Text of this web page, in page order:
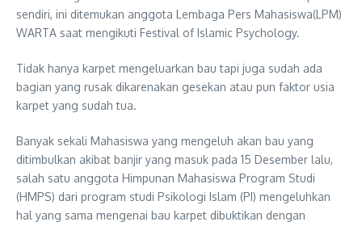
sendiri, ini ditemukan anggota Lembaga Pers Mahasiswa(LPM)
WARTA saat mengikuti Festival of Islamic Psychology.
Tidak hanya karpet mengeluarkan bau tapi juga sudah ada
bagian yang rusak dikarenakan gesekan atau pun faktor usia
karpet yang sudah tua.
Banyak sekali Mahasiswa yang mengeluh akan bau yang
ditimbulkan akibat banjir yang masuk pada 15 Desember lalu,
salah satu anggota Himpunan Mahasiswa Program Studi
(HMPS) dari program studi Psikologi Islam (PI) mengeluhkan
hal yang sama mengenai bau karpet dibuktikan dengan